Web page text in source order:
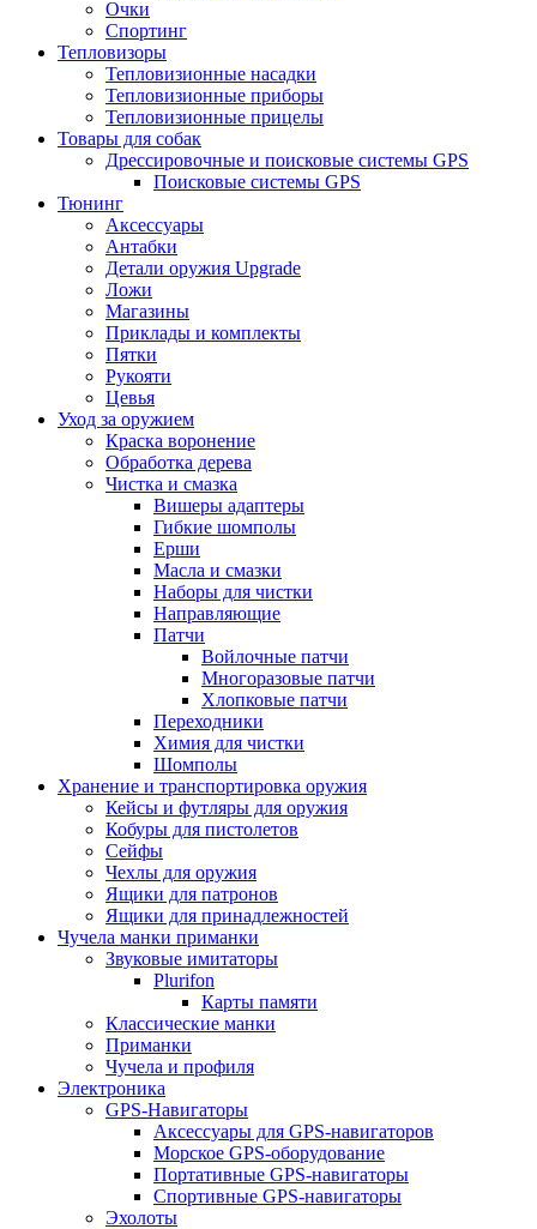
Очки
Спортинг
Тепловизоры
Тепловизионные насадки
Тепловизионные приборы
Тепловизионные прицелы
Товары для собак
Дрессировочные и поисковые системы GPS
Поисковые системы GPS
Тюнинг
Аксессуары
Антабки
Детали оружия Upgrade
Ложи
Магазины
Приклады и комплекты
Пятки
Рукояти
Цевья
Уход за оружием
Краска воронение
Обработка дерева
Чистка и смазка
Вишеры адаптеры
Гибкие шомполы
Ерши
Масла и смазки
Наборы для чистки
Направляющие
Патчи
Войлочные патчи
Многоразовые патчи
Хлопковые патчи
Переходники
Химия для чистки
Шомполы
Хранение и транспортировка оружия
Кейсы и футляры для оружия
Кобуры для пистолетов
Сейфы
Чехлы для оружия
Ящики для патронов
Ящики для принадлежностей
Чучела манки приманки
Звуковые имитаторы
Plurifon
Карты памяти
Классические манки
Приманки
Чучела и профиля
Электроника
GPS-Навигаторы
Аксессуары для GPS-навигаторов
Морское GPS-оборудование
Портативные GPS-навигаторы
Спортивные GPS-навигаторы
Эхолоты